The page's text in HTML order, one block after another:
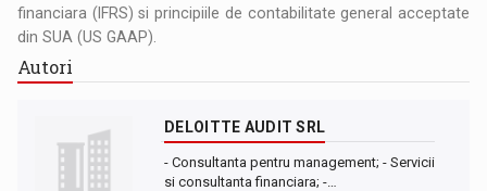
financiara (IFRS) si principiile de contabilitate general acceptate
din SUA (US GAAP).
Autori
DELOITTE AUDIT SRL
- Consultanta pentru management; - Servicii
si consultanta financiara; -…